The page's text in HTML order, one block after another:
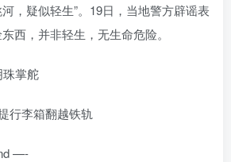
，疑似轻生”。19日，当地警方辟谣表
西，并非轻生，无生命危险。
掌舵
行李箱翻越铁轨
—-